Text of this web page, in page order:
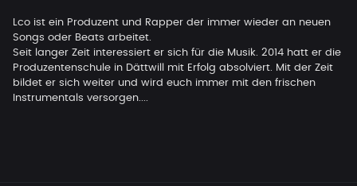
Lco ist ein Produzent und Rapper der immer wieder an neuen
Songs oder Beats arbeitet.
Seit langer Zeit interessiert er sich für die Musik. 2014 hatt er die
Produzentenschule in Dättwill mit Erfolg absolviert. Mit der Zeit
bildet er sich weiter und wird euch immer mit den frischen
Instrumentals versorgen....